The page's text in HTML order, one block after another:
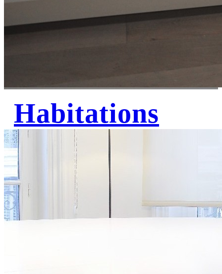
Habitations